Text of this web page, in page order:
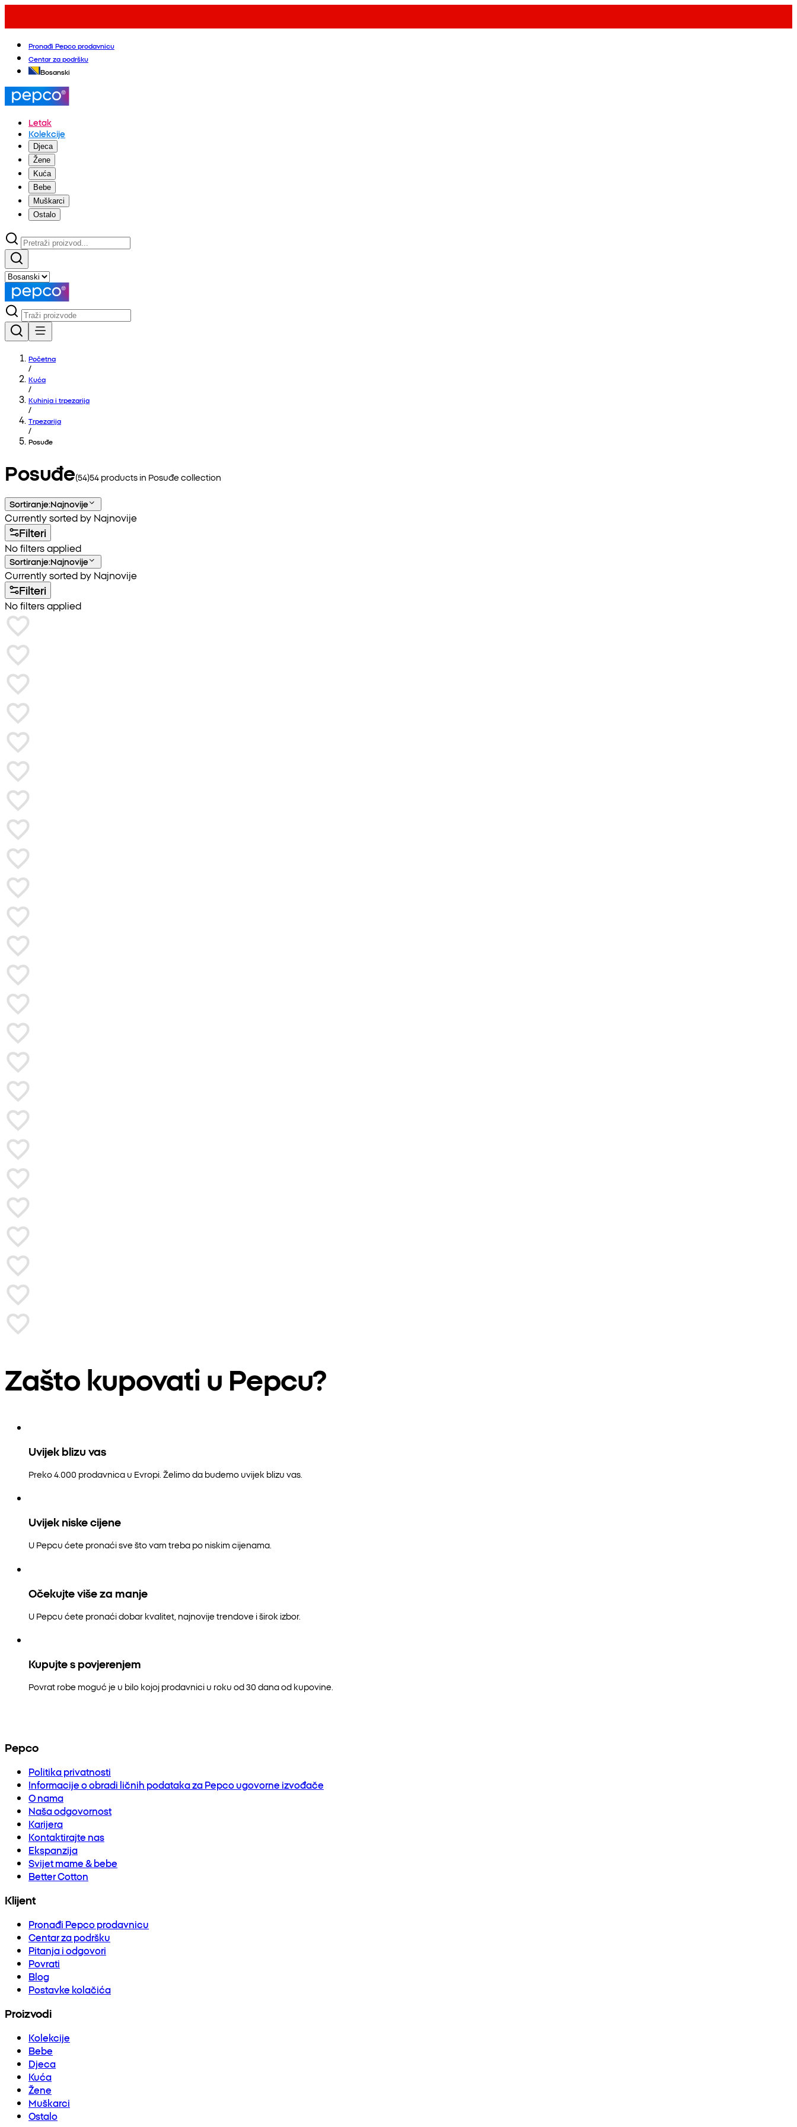
Pronađi Pepco prodavnicu
Centar za podršku
Bosanski
Letak
Kolekcije
Djeca
Žene
Kuća
Bebe
Muškarci
Ostalo
Početna
/
Kuća
/
Kuhinja i trpezarija
/
Trpezarija
/
Posuđe
Posuđe(54)54 products in Posuđecollection
Sortiranje:Najnovije
Currently sorted by Najnovije
Filteri
No filters applied
Sortiranje:Najnovije
Currently sorted by Najnovije
Filteri
No filters applied
Zašto kupovati u Pepcu?
Uvijek blizu vas
Preko 4.000 prodavnica u Evropi. Želimo da budemo uvijek blizu vas.
Uvijek niske cijene
U Pepcu ćete pronaći sve što vam treba po niskim cijenama.
Očekujte više za manje
U Pepcu ćete pronaći dobar kvalitet, najnovije trendove i širok izbor.
Kupujte s povjerenjem
Povrat robe moguć je u bilo kojoj prodavnici u roku od 30 dana od kupovine.
Pepco
Politika privatnosti
Informacije o obradi ličnih podataka za Pepco ugovorne izvođače
O nama
Naša odgovornost
Karijera
Kontaktirajte nas
Ekspanzija
Svijet mame & bebe
Better Cotton
Klijent
Pronađi Pepco prodavnicu
Centar za podršku
Pitanja i odgovori
Povrati
Blog
Postavke kolačića
Proizvodi
Kolekcije
Bebe
Djeca
Kuća
Žene
Muškarci
Ostalo